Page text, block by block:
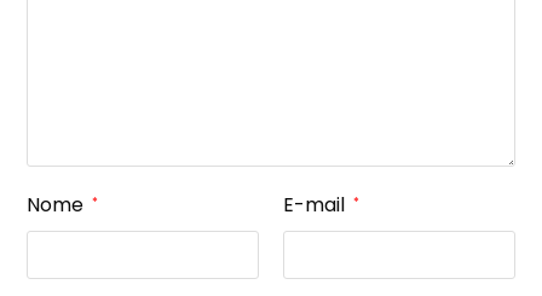
Nome * E-mail *